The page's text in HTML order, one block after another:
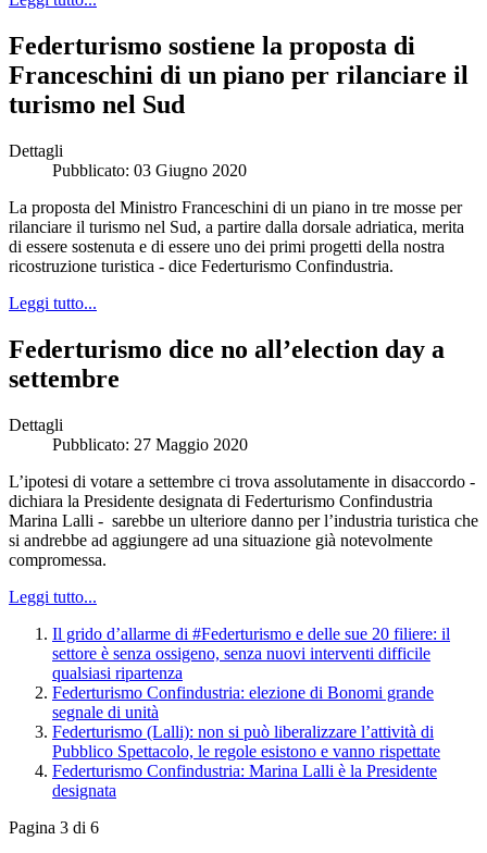
Federturismo sostiene la proposta di
Franceschini di un piano per rilanciare il
turismo nel Sud
Dettagli
Pubblicato: 03 Giugno 2020
La proposta del Ministro Franceschini di un piano in tre mosse per
rilanciare il turismo nel Sud, a partire dalla dorsale adriatica, merita
di essere sostenuta e di essere uno dei primi progetti della nostra
ricostruzione turistica - dice Federturismo Confindustria.
Leggi tutto...
Federturismo dice no all’election day a
settembre
Dettagli
Pubblicato: 27 Maggio 2020
L’ipotesi di votare a settembre ci trova assolutamente in disaccordo -
dichiara la Presidente designata di Federturismo Confindustria
Marina Lalli - sarebbe un ulteriore danno per l’industria turistica che
si andrebbe ad aggiungere ad una situazione già notevolmente
compromessa.
Leggi tutto...
Il grido d’allarme di #Federturismo e delle sue 20 filiere: il
settore è senza ossigeno, senza nuovi interventi difficile
qualsiasi ripartenza
Federturismo Confindustria: elezione di Bonomi grande
segnale di unità
Federturismo (Lalli): non si può liberalizzare l’attività di
Pubblico Spettacolo, le regole esistono e vanno rispettate
Federturismo Confindustria: Marina Lalli è la Presidente
designata
Pagina 3 di 6